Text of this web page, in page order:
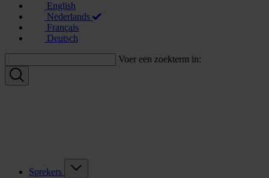
English
Nederlands
Français
Deutsch
Voer een zoekterm in:
Sprekers